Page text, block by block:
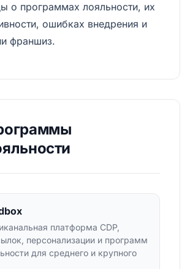
о программах лояльности, их
ошибках внедрения и
франшиз.
платформа CDP,
персонализации и программ
для среднего и крупного